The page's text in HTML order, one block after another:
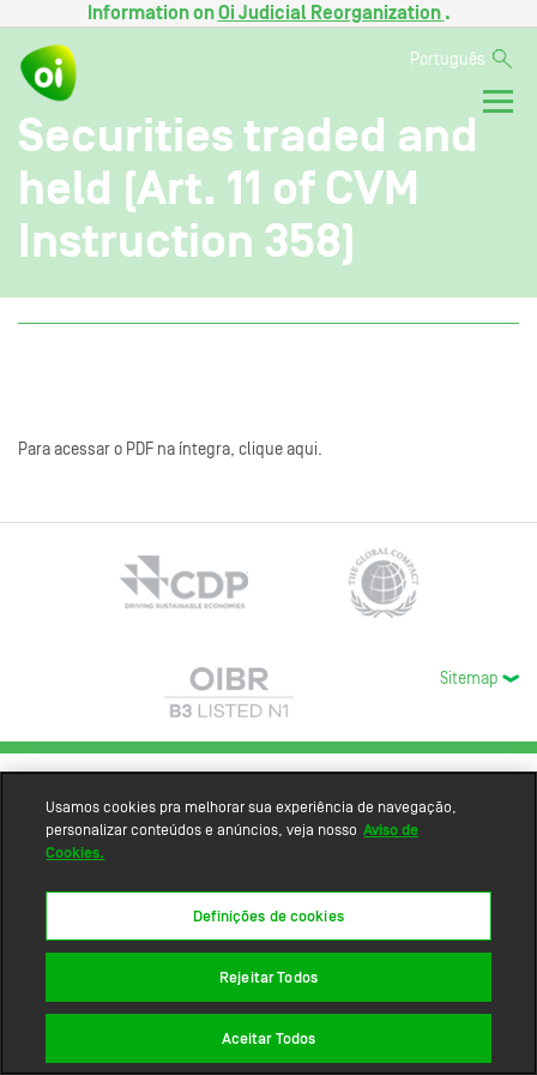
Information onOi Judicial Reorganization .
Português
Securities traded and
held (Art. 11 of CVM
Instruction 358)
Para acessar o PDF na íntegra, clique aqui.
Sitemap
Usamos cookies pra melhorar sua experiência de navegação,
personalizar conteúdos e anúncios, veja nosso Aviso de
Cookies.
Definições de cookies
Rejeitar Todos
Aceitar Todos